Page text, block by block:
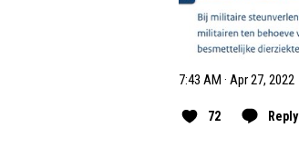
7:43 AM · Apr 27, 2022
72 Reply